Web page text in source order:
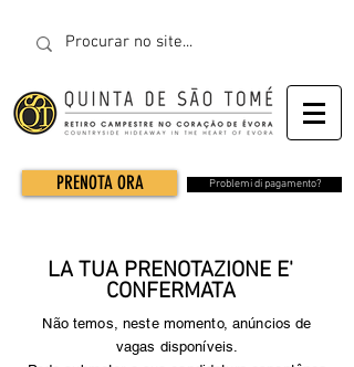
PRENOTA ORA Problemi di pagamento?
LA TUA PRENOTAZIONE E'
CONFERMATA
Não temos, neste momento, anúncios de
vagas disponíveis.